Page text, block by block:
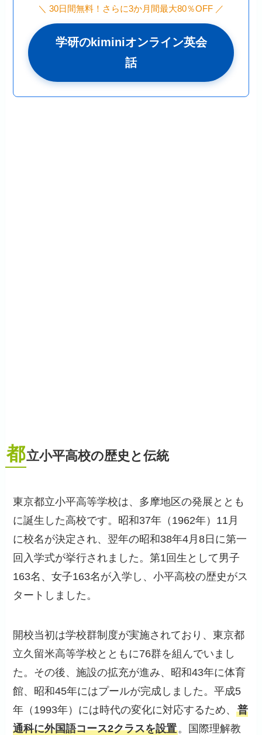
＼ 30日間無料！さらに3か月間最大80％OFF ／
学研のkiminiオンライン英会
話
都立小平高校の歴史と伝統
東京都立小平高等学校は、多摩地区の発展ととも
に誕生した高校です。昭和37年（1962年）11月
に校名が決定され、翌年の昭和38年4月8日に第一
回入学式が挙行されました。第1回生として男子
163名、女子163名が入学し、小平高校の歴史がス
タートしました。
開校当初は学校群制度が実施されており、東京都
立久留米高等学校とともに76群を組んでいまし
た。その後、施設の拡充が進み、昭和43年に体育
館、昭和45年にはプールが完成しました。平成5
年（1993年）には時代の変化に対応するため、普
通科に外国語コース2クラスを設置。国際理解教